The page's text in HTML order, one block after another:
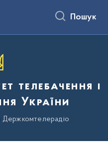
Пошук
телебачення і
України
Держкомтелерадіо